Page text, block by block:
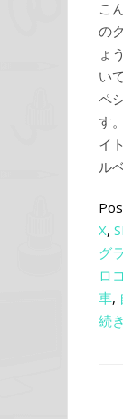
こ
の
ょ
い
ペ
す
イ
ル
X,
グ
ロ
車,
続